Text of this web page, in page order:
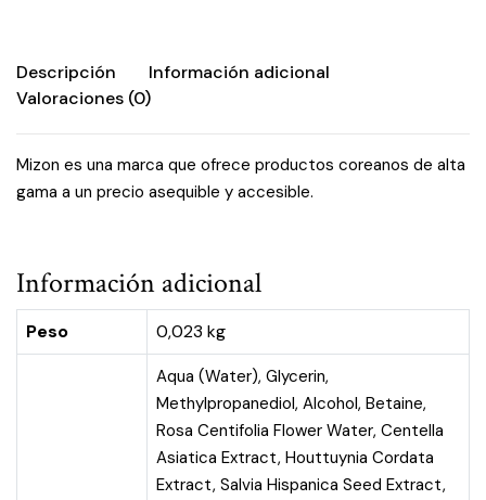
Descripción
Información adicional
Valoraciones (0)
Mizon es una marca que ofrece productos coreanos de alta
gama a un precio asequible y accesible.
Información adicional
Peso 0,023 kg
Aqua (Water), Glycerin,
Methylpropanediol, Alcohol, Betaine,
Rosa Centifolia Flower Water, Centella
Asiatica Extract, Houttuynia Cordata
Extract, Salvia Hispanica Seed Extract,